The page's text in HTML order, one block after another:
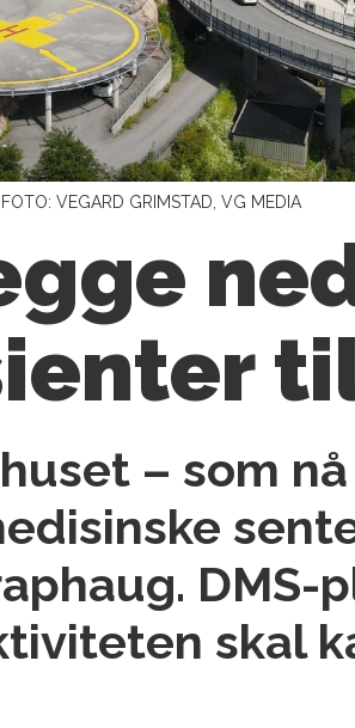
VEGARD GRIMSTAD, VG MEDIA
– som
DMS-
skal